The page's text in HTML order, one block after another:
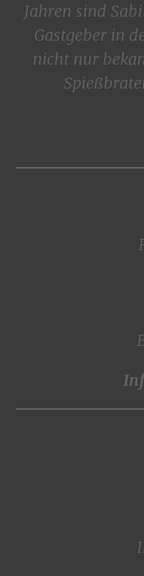
Jahren sind
Gastgeber in
nicht nur